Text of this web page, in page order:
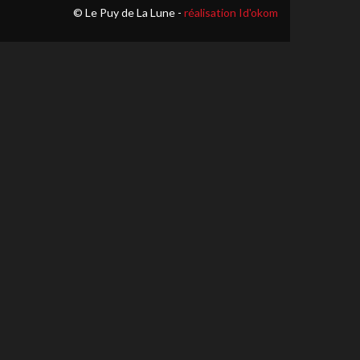
© Le Puy de La Lune - réalisation Id'okom